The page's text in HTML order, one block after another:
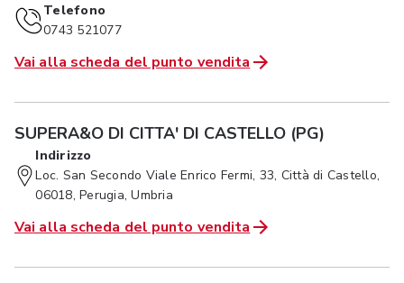
Telefono
0743 521077
Vai alla scheda del punto vendita
SUPERA&O DI CITTA' DI CASTELLO (PG)
Indirizzo
Loc. San Secondo Viale Enrico Fermi, 33, Città di Castello,
06018, Perugia, Umbria
Vai alla scheda del punto vendita